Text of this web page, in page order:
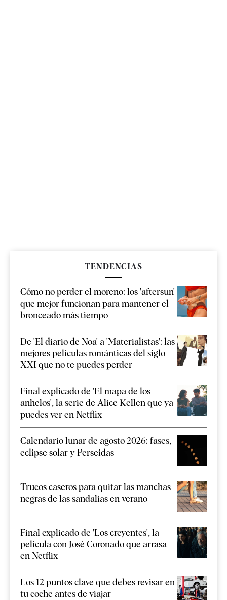
TENDENCIAS
Cómo no perder el moreno: los 'aftersun'
que mejor funcionan para mantener el
bronceado más tiempo
De 'El diario de Noa' a 'Materialistas': las
mejores películas románticas del siglo
XXI que no te puedes perder
Final explicado de 'El mapa de los
anhelos', la serie de Alice Kellen que ya
puedes ver en Netflix
Calendario lunar de agosto 2026: fases,
eclipse solar y Perseidas
Trucos caseros para quitar las manchas
negras de las sandalias en verano
Final explicado de 'Los creyentes', la
película con José Coronado que arrasa
en Netflix
Los 12 puntos clave que debes revisar en
tu coche antes de viajar